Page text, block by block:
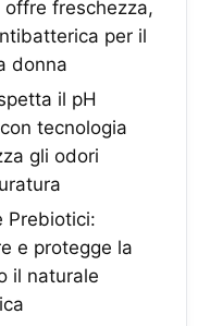
freschezza,
per il
donna
il pH
tecnologia
gli odori
Prebiotici:
e protegge la
il naturale